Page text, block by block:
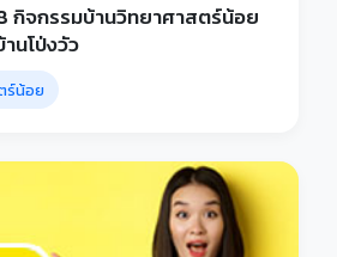
กิจกรรมบ้านวิทยาศาสตร์น้อย
นโป่งวัว
ร์น้อย